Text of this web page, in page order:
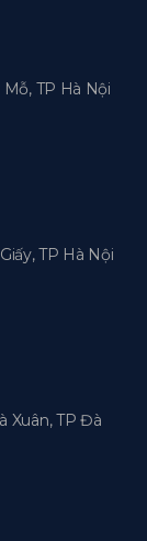
TP Hà Nội
TP Hà Nội
Xuân, TP Đà